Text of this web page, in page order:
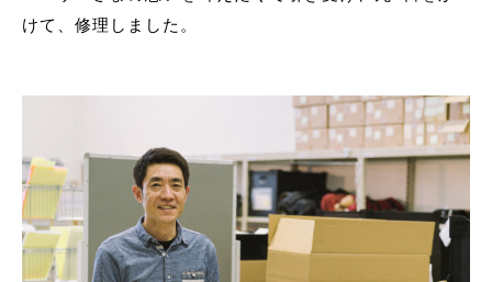
けて、修理しました。